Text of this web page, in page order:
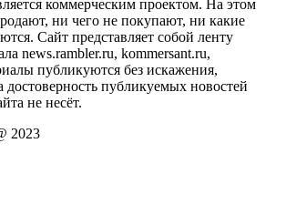
коммерческим проектом. На этом
ни чего не покупают, ни какие
Сайт представляет собой ленту
news.rambler.ru, kommersant.ru,
публикуются без искажения,
достоверность публикуемых новостей
не несёт.
2023